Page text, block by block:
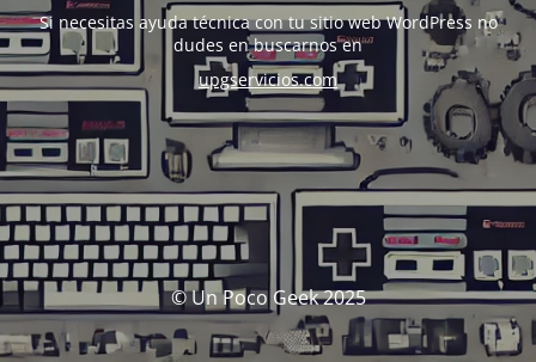
Si necesitas ayuda técnica con tu sitio web WordPress no
dudes en buscarnos en
upgservicios.com
© Un Poco Geek 2025